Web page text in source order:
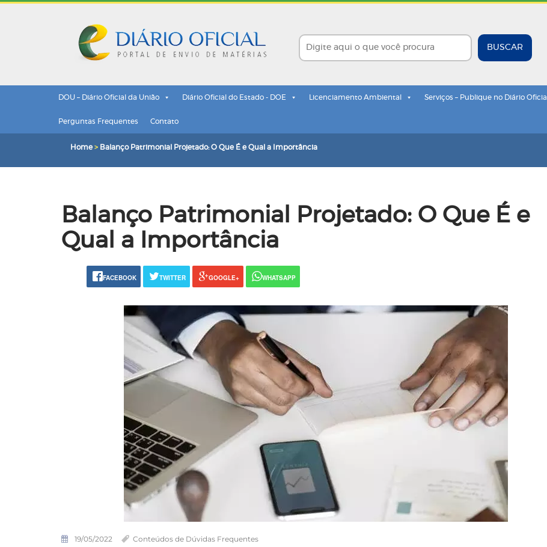
BUSCAR
DOU – Diário Oficial da União Diário Oficial do Estado - DOE Licenciamento Ambiental Serviços – Publique no Diário Oficial
Perguntas Frequentes Contato
Home > Balanço Patrimonial Projetado: O Que É e Qual a Importância
Balanço Patrimonial Projetado: O Que É e
Qual a Importância
FACEBOOK TWITTER GOOGLE+ WHATSAPP
19/05/2022 Conteúdos de Dúvidas Frequentes